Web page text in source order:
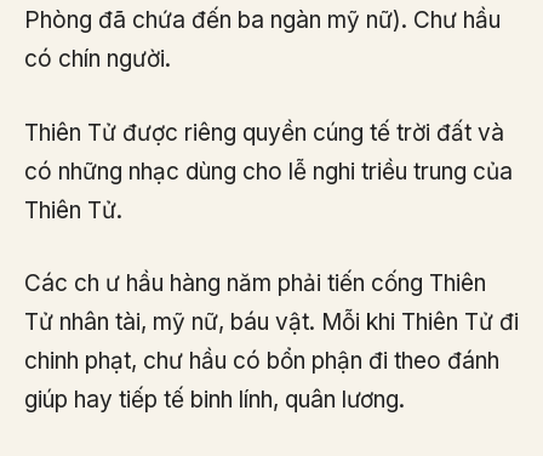
Phòng đã chứa đến ba ngàn mỹ nữ). Chư hầu
có chín người.
Thiên Tử được riêng quyền cúng tế trời đất và
có những nhạc dùng cho lễ nghi triều trung của
Thiên Tử.
Các ch ư hầu hàng năm phải tiến cống Thiên
Tử nhân tài, mỹ nữ, báu vật. Mỗi khi Thiên Tử đi
chinh phạt, chư hầu có bổn phận đi theo đánh
giúp hay tiếp tế binh lính, quân lương.